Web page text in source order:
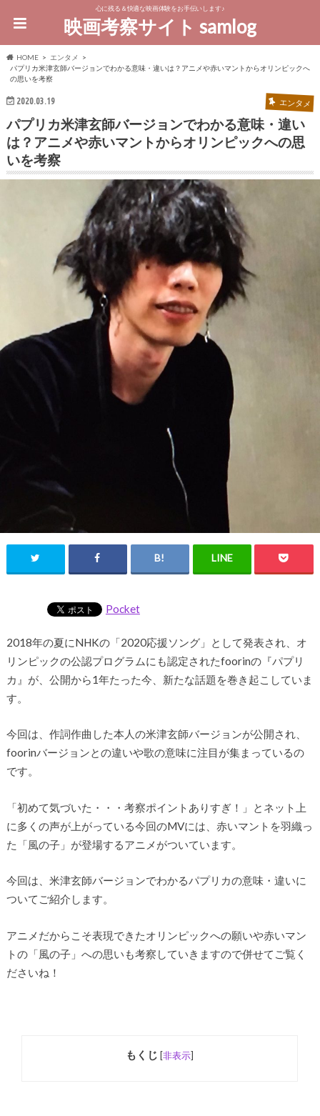
心に残る＆快適な映画体験をお手伝いします♪
映画考察サイト samlog
HOME
エンタメ
パプリカ米津玄師バージョンでわかる意味・違いは？アニメや赤いマントからオリンピックへ
の思いを考察
2020.03.19 エンタメ
パプリカ米津玄師バージョンでわかる意味・違い
は？アニメや赤いマントからオリンピックへの思
いを考察
Pocket
2018年の夏にNHKの「2020応援ソング」として発表され、オ
リンピックの公認プログラムにも認定されたfoorinの『パプリ
カ』が、公開から1年たった今、新たな話題を巻き起こしていま
す。
今回は、作詞作曲した本人の米津玄師バージョンが公開され、
foorinバージョンとの違いや歌の意味に注目が集まっているの
です。
「初めて気づいた・・・考察ポイントありすぎ！」とネット上
に多くの声が上がっている今回のMVには、赤いマントを羽織っ
た「風の子」が登場するアニメがついています。
今回は、米津玄師バージョンでわかるパプリカの意味・違いに
ついてご紹介します。
アニメだからこそ表現できたオリンピックへの願いや赤いマン
トの「風の子」への思いも考察していきますので併せてご覧く
ださいね！
もくじ [非表示]